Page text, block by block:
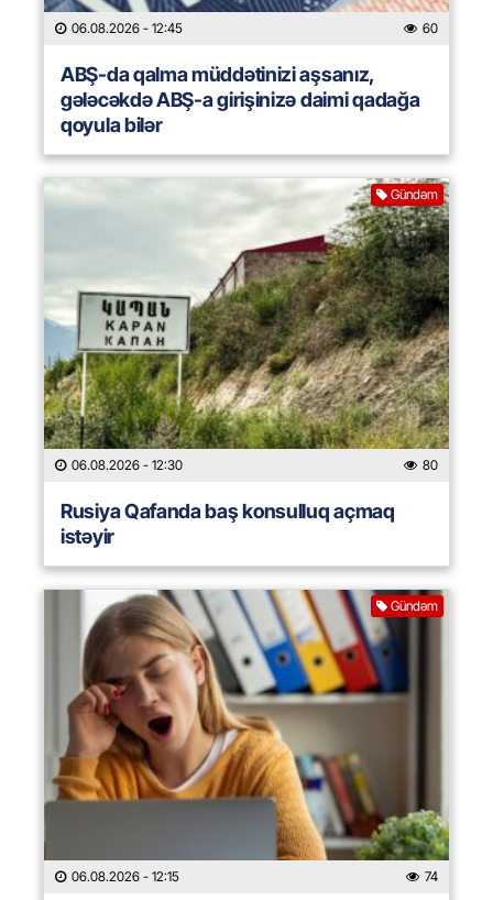
06.08.2026 - 12:45 60
ABŞ-da qalma müddətinizi aşsanız,
gələcəkdə ABŞ-a girişinizə daimi qadağa
qoyula bilər
Gündəm
06.08.2026 - 12:30 80
Rusiya Qafanda baş konsulluq açmaq
istəyir
Gündəm
06.08.2026 - 12:15 74